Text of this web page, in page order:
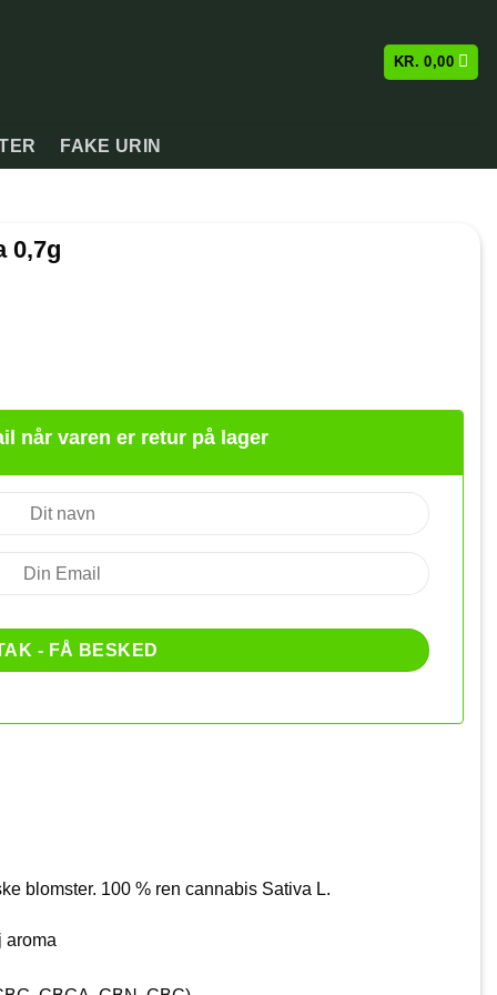
KR. 0,00
FAKE URIN
0,7g
når varen er retur på lager
blomster. 100 % ren cannabis Sativa L.
aroma